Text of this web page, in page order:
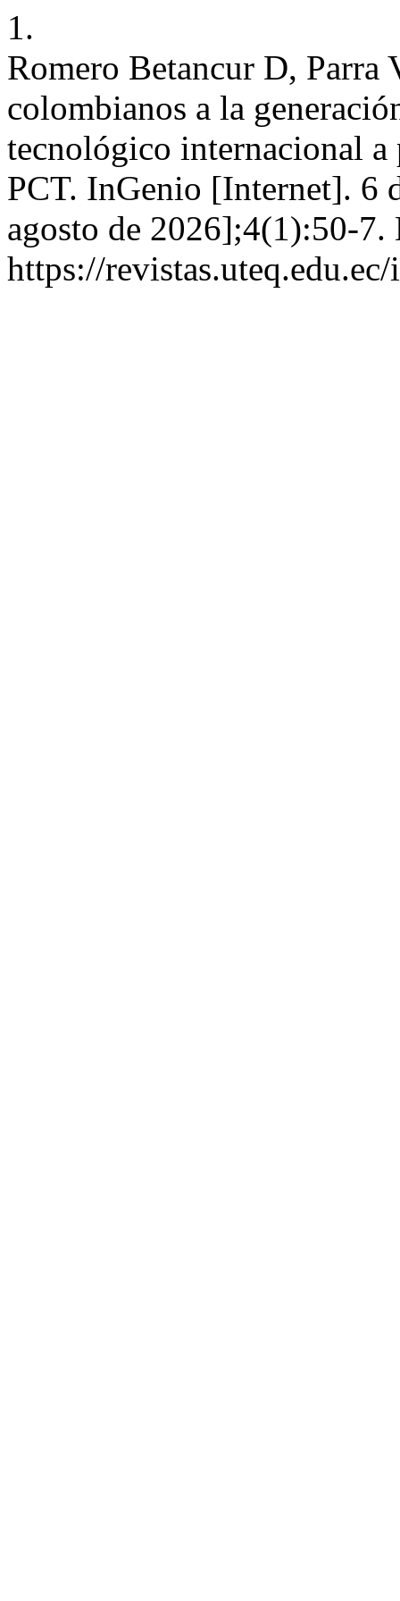
1.
Romero Betancur D,
colombianos a la
tecnológico internacional a
PCT. InGenio [Internet]. 6
agosto de 2026];4(1):50-7.
https://